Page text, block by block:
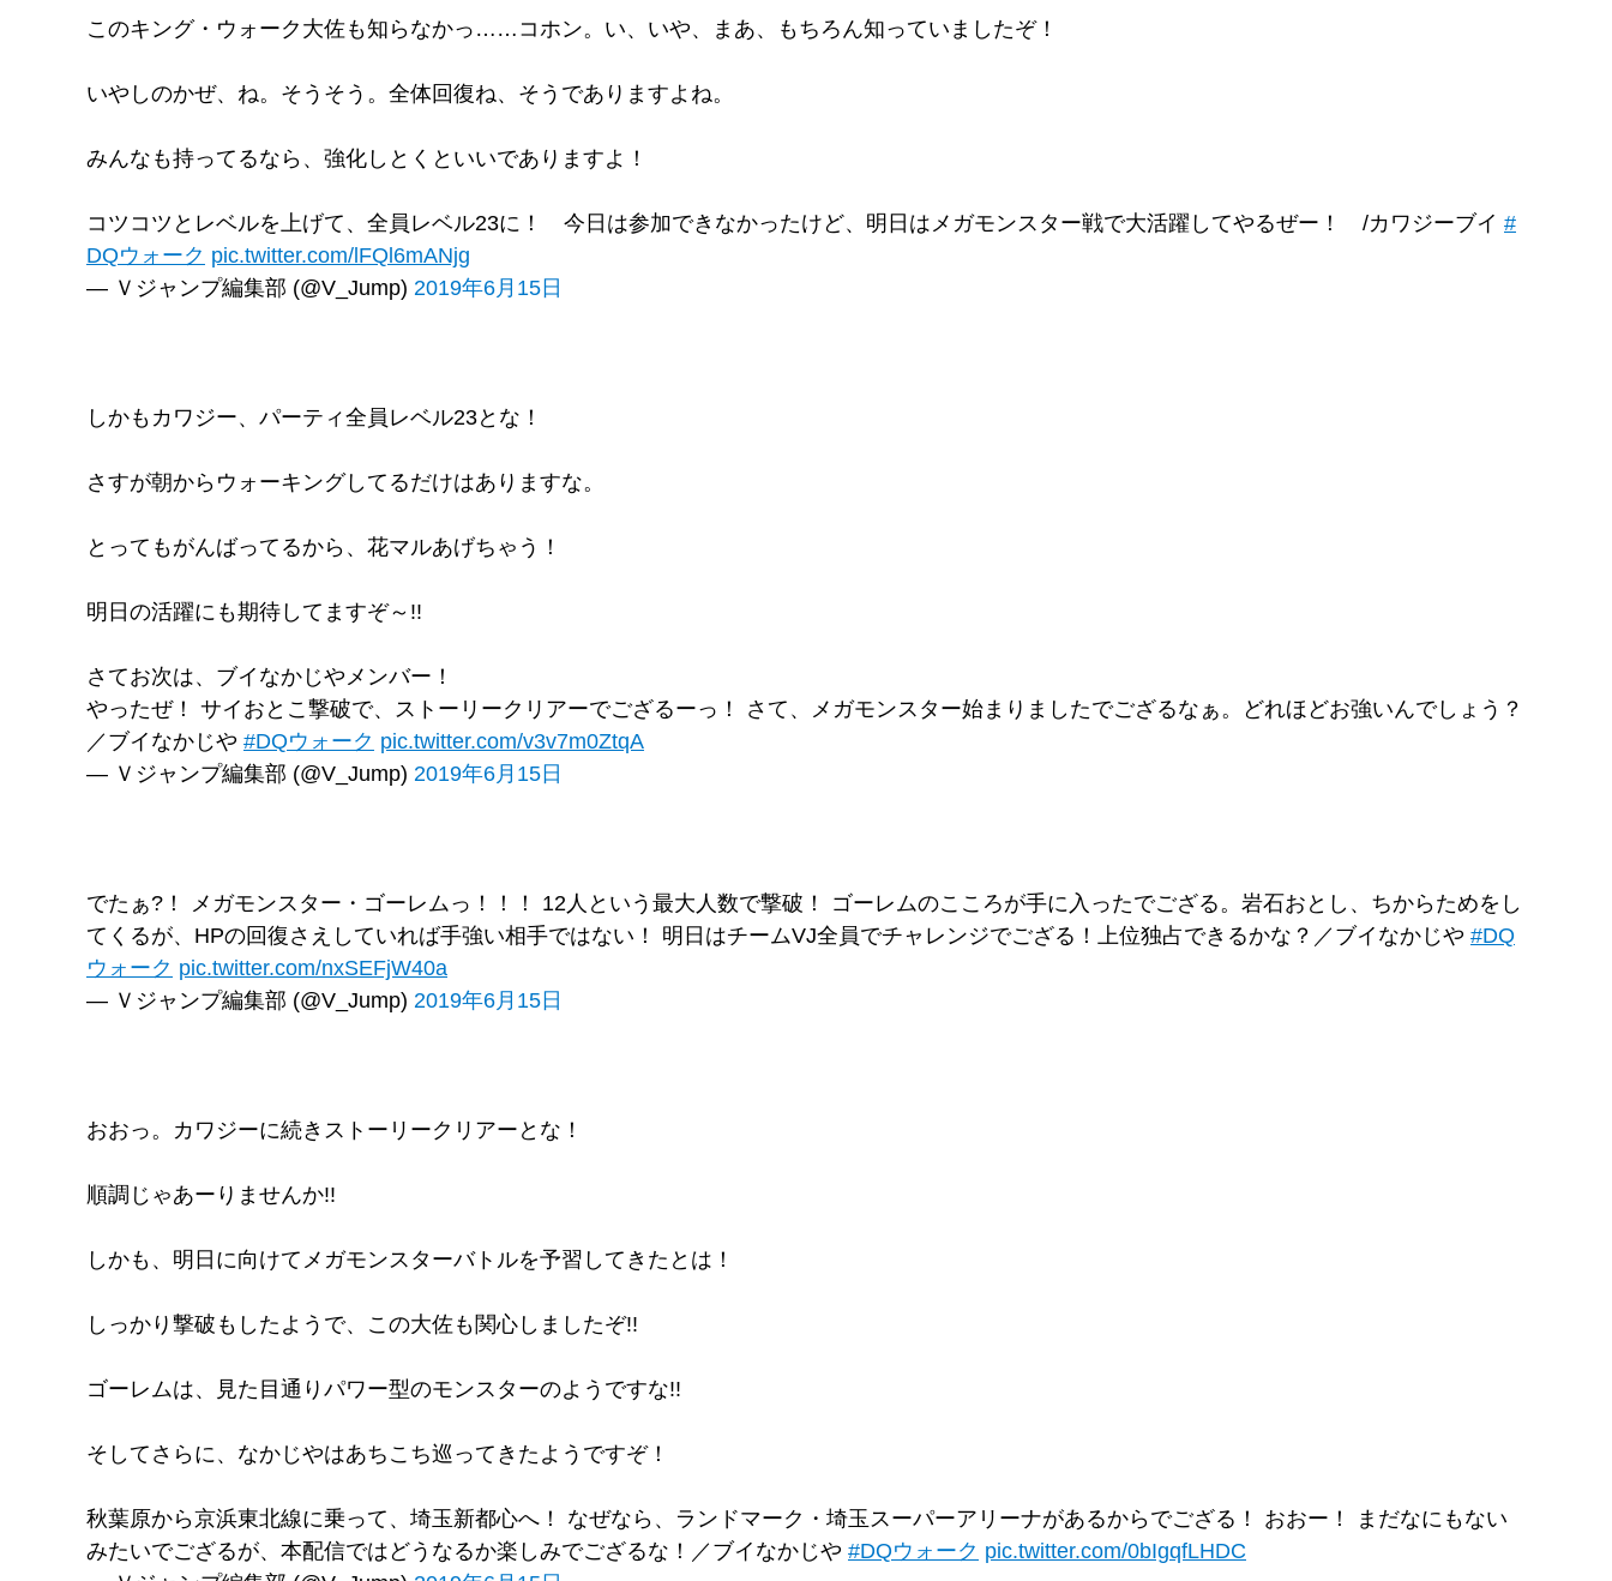
このキング・ウォーク大佐も知らなかっ……コホン。い、いや、まあ、もちろん知っていましたぞ！
いやしのかぜ、ね。そうそう。全体回復ね、そうでありますよね。
みんなも持ってるなら、強化しとくといいでありますよ！
コツコツとレベルを上げて、全員レベル23に！ 今日は参加できなかったけど、明日はメガモンスター戦で大活躍してやるぜー！ /カワジーブイ #
DQウォーク pic.twitter.com/lFQl6mANjg
— Ｖジャンプ編集部 (@V_Jump) 2019年6月15日
しかもカワジー、パーティ全員レベル23とな！
さすが朝からウォーキングしてるだけはありますな。
とってもがんばってるから、花マルあげちゃう！
明日の活躍にも期待してますぞ～!!
さてお次は、ブイなかじやメンバー！
やったぜ！ サイおとこ撃破で、ストーリークリアーでござるーっ！ さて、メガモンスター始まりましたでござるなぁ。どれほどお強いんでしょう？
／ブイなかじや #DQウォーク pic.twitter.com/v3v7m0ZtqA
— Ｖジャンプ編集部 (@V_Jump) 2019年6月15日
でたぁ?！ メガモンスター・ゴーレムっ！！！ 12人という最大人数で撃破！ ゴーレムのこころが手に入ったでござる。岩石おとし、ちからためをし
てくるが、HPの回復さえしていれば手強い相手ではない！ 明日はチームVJ全員でチャレンジでござる！上位独占できるかな？／ブイなかじや #DQ
ウォーク pic.twitter.com/nxSEFjW40a
— Ｖジャンプ編集部 (@V_Jump) 2019年6月15日
おおっ。カワジーに続きストーリークリアーとな！
順調じゃあーりませんか!!
しかも、明日に向けてメガモンスターバトルを予習してきたとは！
しっかり撃破もしたようで、この大佐も関心しましたぞ!!
ゴーレムは、見た目通りパワー型のモンスターのようですな!!
そしてさらに、なかじやはあちこち巡ってきたようですぞ！
秋葉原から京浜東北線に乗って、埼玉新都心へ！ なぜなら、ランドマーク・埼玉スーパーアリーナがあるからでござる！ おおー！ まだなにもない
みたいでござるが、本配信ではどうなるか楽しみでござるな！／ブイなかじや #DQウォーク pic.twitter.com/0bIgqfLHDC